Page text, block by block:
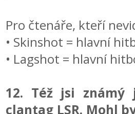
Pro čtenáře, kteří
• Skinshot = hlavní
• Lagshot = hlavní
12. Též jsi známý
clantag LSR. Mohl